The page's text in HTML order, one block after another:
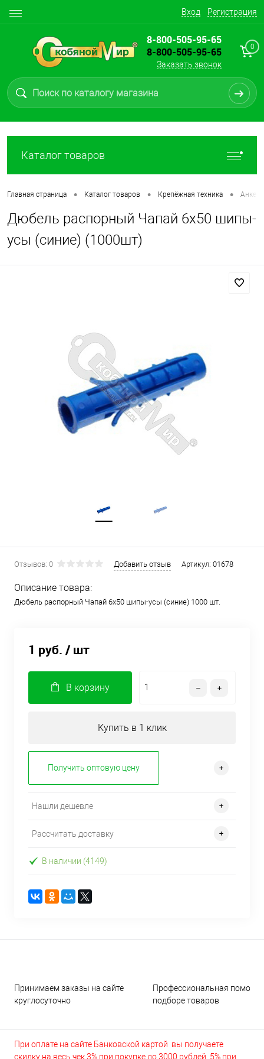
Вход Регистрация
8-800-505-95-65
8-800-505-95-65
Заказать звонок
0
Каталог товаров
Главная страница • Каталог товаров • Крепёжная техника •
Дюбель распорный Чапай 6х50 шипы-
усы (синие) (1000шт)
Отзывов: 0 Добавить отзыв Артикул: 01678
Описание товара:
Дюбель распорный Чапай 6х50 шипы-усы (синие) 1000 шт.
1 руб. / шт
В корзину
Купить в 1 клик
Получить оптовую цену
Нашли дешевле
Рассчитать доставку
В наличии (4149)
Принимаем заказы на сайте
круглосуточно
Профессиональная помощь
подборе товаров
При оплате на сайте Банковской картой вы получаете
скидку на весь чек 3% при покупке до 3000 рублей, 5% при